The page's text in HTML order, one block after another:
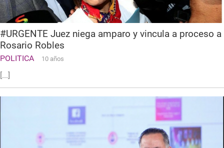
#URGENTE Juez niega amparo y vincula a proceso a
Rosario Robles
POLITICA 10 años
[...]